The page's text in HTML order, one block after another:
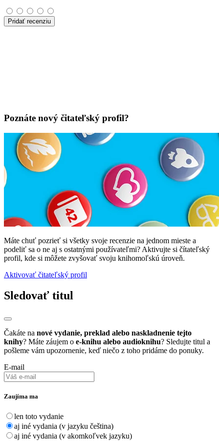
Pridať recenziu
Poznáte nový čitateľský profil?
Máte chuť pozrieť si všetky svoje recenzie na jednom mieste a
podeliť sa o ne aj s ostatnými používateľmi? Aktivujte si čítateľský
profil, kde si môžete zvyšovať svoju knihomoľskú úroveň.
Aktivovať čitateľský profil
Sledovať titul
Čakáte na nové vydanie, preklad alebo naskladnenie tejto
knihy? Máte záujem o e-knihu alebo audioknihu? Sledujte titul a
pošleme vám upozornenie, keď niečo z toho pridáme do ponuky.
E-mail
Zaujíma ma
len toto vydanie
aj iné vydania (v jazyku čeština)
aj iné vydania (v akomkoľvek jazyku)